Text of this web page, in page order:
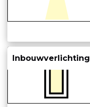
Inbouwverlichting